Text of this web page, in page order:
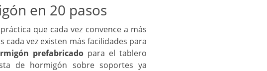
en 20 pasos
que cada vez convence a más
vez existen más facilidades para
prefabricado para el tablero
de hormigón sobre soportes ya